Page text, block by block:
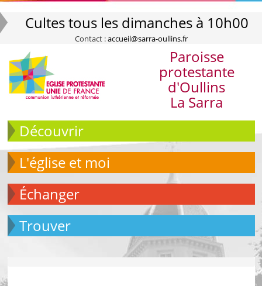
Cultes tous les dimanches à 10h00
Contact :accueil@sarra-oullins.fr
Paroisse
protestante
d'Oullins
La Sarra
Découvrir
L'église et moi
échanger
Trouver